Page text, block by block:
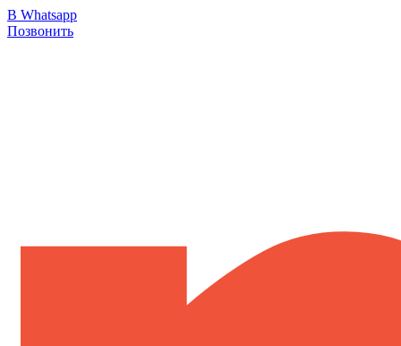
В Whatsapp
Позвонить